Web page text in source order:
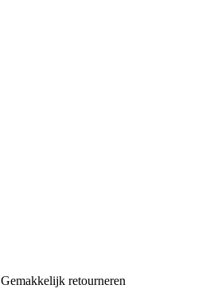
Gemakkelijk retourneren